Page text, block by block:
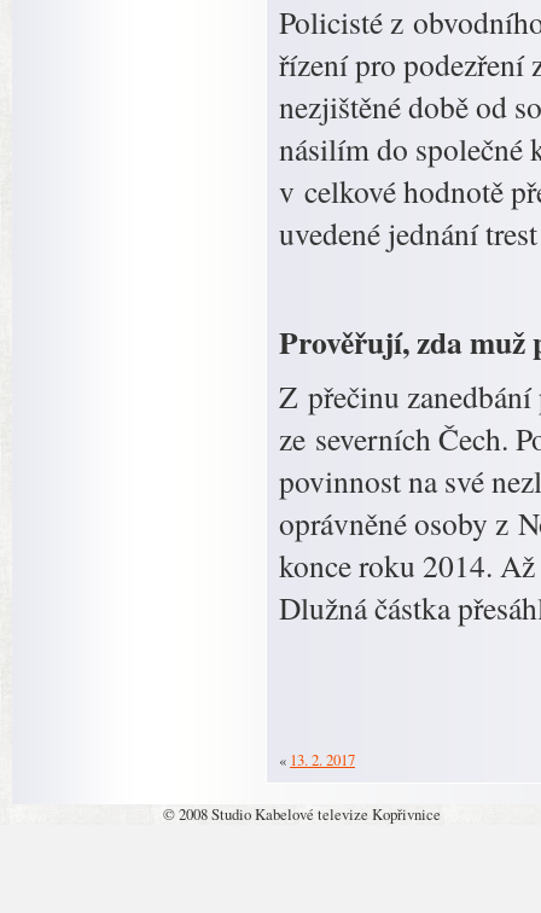
Policisté z
řízení pro podezření
nezjištěné době od
násilím do
v celkové hodnotě
uvedené jednání
Prověřují, zda muž
Z přečinu
ze severních Čech.
povinnost na své
oprávněné osoby z
konce roku 2014.
Dlužná částka
« 13. 2. 2017
© 2008 Studio Kabelové televize Kopřivnice